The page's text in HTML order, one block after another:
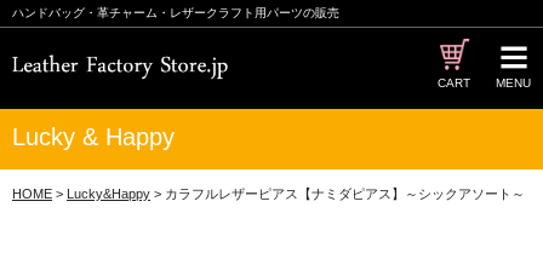
ハンドバッグ・革チャーム・レザークラフト用パーツの販売
MENU
CART
Lucky & Happy
HOME > Lucky&Happy > カラフルレザーピアス【ナミダピアス】～シックアソート～